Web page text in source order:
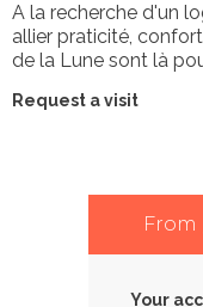
A la recherche d'un
allier praticité,
de la Lune sont là
Request a visit
From
Your